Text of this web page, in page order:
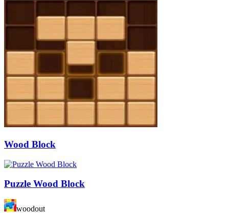
Wood Block
Puzzle Wood Block
woodout